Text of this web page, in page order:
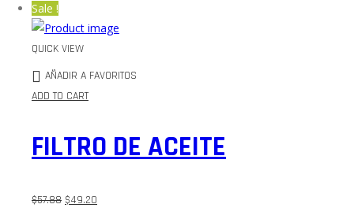
Sale !
QUICK VIEW
AÑADIR A FAVORITOS
ADD TO CART
FILTRO DE ACEITE
$57.88 $49.20